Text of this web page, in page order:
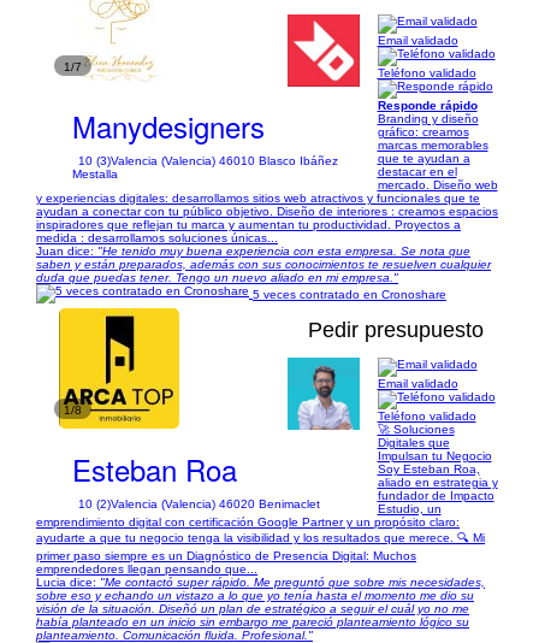
1/7
Manydesigners
10 (3)Valencia (Valencia) 46010 Blasco Ibáñez
Mestalla
Email validado
Teléfono validado
Responde rápido
Branding y diseño
gráfico: creamos
marcas memorables
que te ayudan a
destacar en el
mercado. Diseño web
y experiencias digitales: desarrollamos sitios web atractivos y funcionales que te
ayudan a conectar con tu público objetivo. Diseño de interiores : creamos espacios
inspiradores que reflejan tu marca y aumentan tu productividad. Proyectos a
medida : desarrollamos soluciones únicas...
Juan dice: "He tenido muy buena experiencia con esta empresa. Se nota que
saben y están preparados, además con sus conocimientos te resuelven cualquier
duda que puedas tener. Tengo un nuevo aliado en mi empresa."
5 veces contratado en Cronoshare
1/8
Pedir presupuesto
Esteban Roa
10 (2)Valencia (Valencia) 46020 Benimaclet
Email validado
Teléfono validado
🚀 Soluciones
Digitales que
Impulsan tu Negocio
Soy Esteban Roa,
aliado en estrategia y
fundador de Impacto
Estudio, un
emprendimiento digital con certificación Google Partner y un propósito claro:
ayudarte a que tu negocio tenga la visibilidad y los resultados que merece. 🔍 Mi
primer paso siempre es un Diagnóstico de Presencia Digital: Muchos
emprendedores llegan pensando que...
Lucia dice: "Me contactó super rápido. Me preguntó que sobre mis necesidades,
sobre eso y echando un vistazo a lo que yo tenía hasta el momento me dio su
visión de la situación. Diseñó un plan de estratégico a seguir el cuál yo no me
había planteado en un inicio sin embargo me pareció planteamiento lógico su
planteamiento. Comunicación fluida. Profesional."